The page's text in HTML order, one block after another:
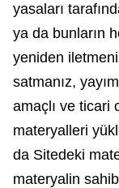
yasaları
ya da bunların
yeniden
satmanız,
amaçlı ve ticari
materyalleri
da Sitedeki
materyalin